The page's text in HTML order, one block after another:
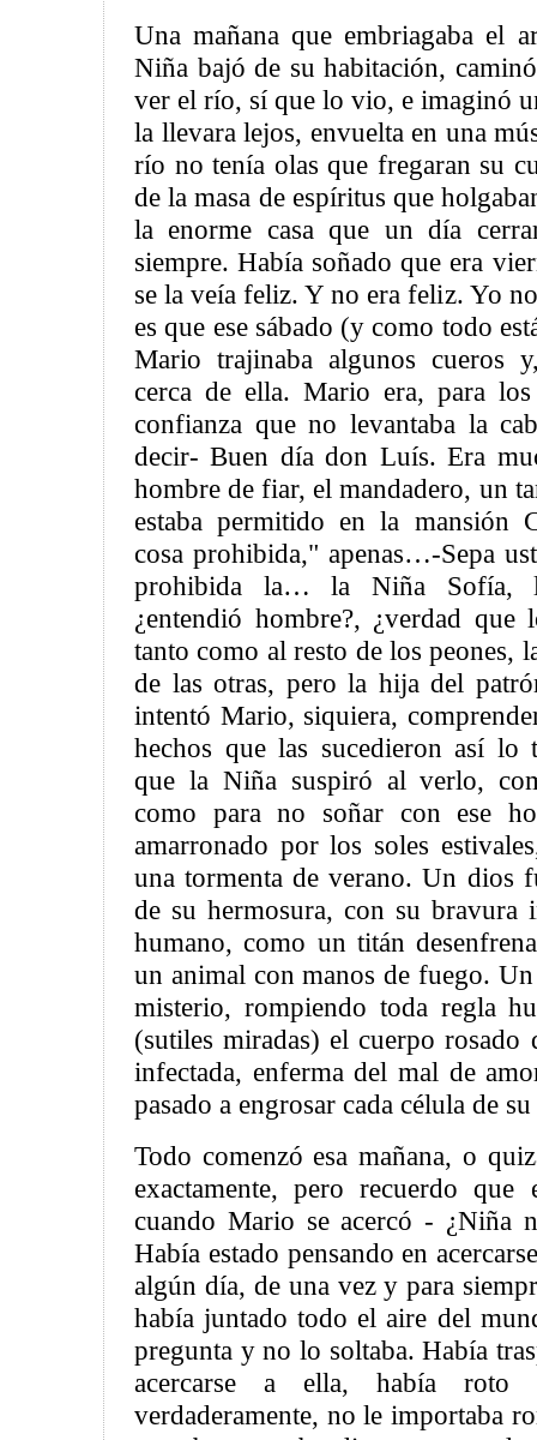
Una mañana que embriagaba el
Niña bajó de su habitación,
ver el río, sí que lo vio, e imaginó
la llevara lejos, envuelta en una
río no tenía olas que fregaran su
de la masa de espíritus que
la enorme casa que un día
siempre. Había soñado que era
se la veía feliz. Y no era feliz. Yo
es que ese sábado (y como todo
Mario trajinaba algunos cueros
cerca de ella. Mario era, para
confianza que no levantaba la
decir- Buen día don Luís. Era
hombre de fiar, el mandadero, un
estaba permitido en la mansión
cosa prohibida," apenas…-Sepa
prohibida la… la Niña Sofía,
¿entendió hombre?, ¿verdad que
tanto como al resto de los peones,
de las otras, pero la hija del
intentó Mario, siquiera,
hechos que las sucedieron así lo
que la Niña suspiró al verlo,
como para no soñar con ese
amarronado por los soles
una tormenta de verano. Un dios
de su hermosura, con su bravura
humano, como un titán
un animal con manos de fuego.
misterio, rompiendo toda regla
(sutiles miradas) el cuerpo rosado
infectada, enferma del mal de
pasado a engrosar cada célula de
Todo comenzó esa mañana, o
exactamente, pero recuerdo
cuando Mario se acercó - ¿Niña
Había estado pensando en
algún día, de una vez y para
había juntado todo el aire del
pregunta y no lo soltaba. Había
acercarse a ella, había roto
verdaderamente, no le importaba